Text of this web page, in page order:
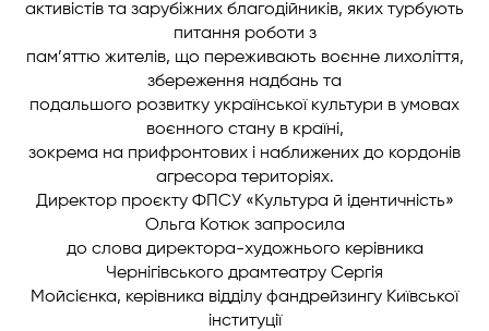
активістів та зарубіжних благодійників, яких турбують
питання роботи з
пам’яттю жителів, що переживають воєнне лихоліття,
збереження надбань та
подальшого розвитку української культури в умовах
воєнного стану в країні,
зокрема на прифронтових і наближених до кордонів
агресора територіях.
Директор проєкту ФПСУ «Культура й ідентичність»
Ольга Котюк запросила
до слова директора-художнього керівника
Чернігівського драмтеатру Сергія
Мойсієнка, керівника відділу фандрейзингу Київської
інституції